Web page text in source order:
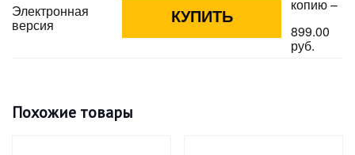
Электронная
версия
копию –
899.00
руб.
Похожие товары